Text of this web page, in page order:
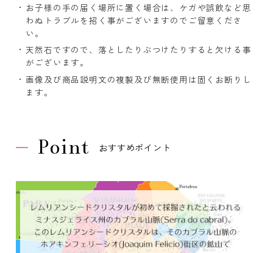
お子様の手の届く場所に置く場合は、ケガや誤飲など思
わぬトラブルを招く事がございますのでご留意くださ
い。
天然石ですので、落としたりぶつけたりすると欠ける事
がございます。
画像及び商品説明文の複製及び無断使用は固くお断りし
ます。
Point おすすめポイント